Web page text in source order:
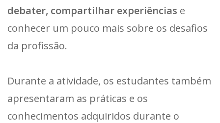
debater, compartilhar experiências e
conhecer um pouco mais sobre os desafios
da profissão.
Durante a atividade, os estudantes também
apresentaram as práticas e os
conhecimentos adquiridos durante o